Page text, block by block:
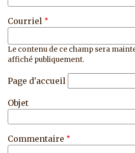
Courriel
Le contenu de ce champ sera
affiché publiquement.
Page d'accueil
Objet
Commentaire